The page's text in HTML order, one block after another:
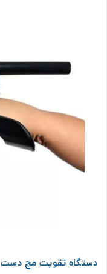
دستگاه تقویت مچ دست Wrist Exerciser